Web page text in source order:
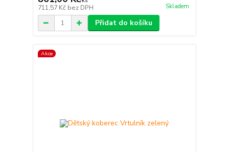
711,57 Kč bez DPH Skladem
Přidat do košíku
Akce